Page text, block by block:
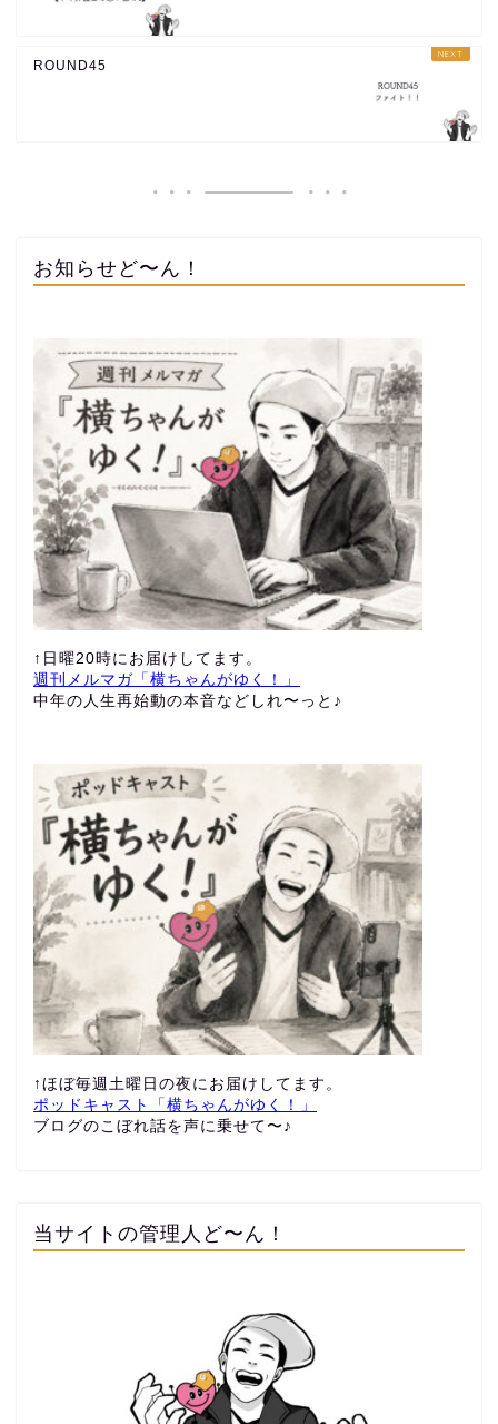
ROUND45
お知らせど〜ん！
↑日曜20時にお届けしてます。
週刊メルマガ「横ちゃんがゆく！」
中年の人生再始動の本音などしれ〜っと♪
↑ほぼ毎週土曜日の夜にお届けしてます。
ポッドキャスト「横ちゃんがゆく！」
ブログのこぼれ話を声に乗せて〜♪
当サイトの管理人ど〜ん！